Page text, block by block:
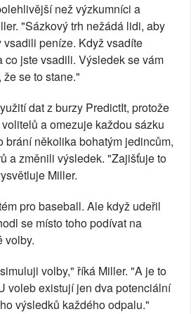
než výzkumníci a
"Sázkový trh nežádá lidi, aby
peníze. Když vsadíte
co jste vsadili. Výsledek se vám
se to stane."
dat z burzy PredictIt, protože
a omezuje každou sázku
brání několika bohatým jedincům,
a změnili výsledek. "Zajišťuje to
Miller.
pro baseball. Ale když udeřil
se místo toho podívat na
volby.
volby," říká Miller. "A je to
voleb existují jen dva potenciální
výsledků každého odpalu."